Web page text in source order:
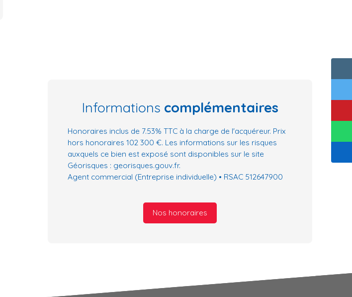
Informations complémentaires
Honoraires inclus de 7.53% TTC à la charge de l'acquéreur. Prix
hors honoraires 102 300 €. Les informations sur les risques
auxquels ce bien est exposé sont disponibles sur le site
Géorisques : georisques.gouv.fr.
Agent commercial (Entreprise individuelle) • RSAC 512647900
Nos honoraires